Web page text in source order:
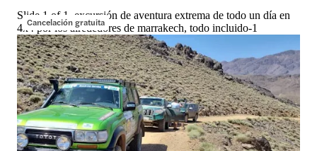
Cancelación gratuita
Slide 1 of 1, excursión de aventura extrema de todo un día en
4x4 por los alrededores de marrakech, todo incluido-1